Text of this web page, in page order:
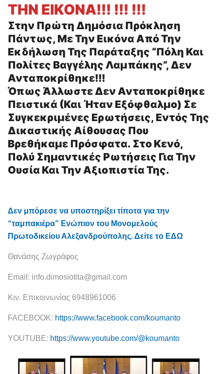
ΤΗΝ ΕΙΚΟΝΑ!!! !!! !!!
Στην Πρώτη Δημόσια Πρόκληση
Πάντως, Με Την Εικόνα Από Την
Εκδήλωση Της Παράταξης “Πόλη Και
Πολίτες Βαγγέλης Λαμπάκης”, Δεν
Ανταποκρίθηκε!!!
Όπως Άλλωστε Δεν Ανταποκρίθηκε
Πειστικά (και Ήταν Εξόφθαλμο) Σε
Συγκεκριμένες Ερωτήσεις, Εντός Της
Δικαστικής Αίθουσας Που
Βρεθήκαμε Πρόσφατα. Στο Κενό,
Πολύ Σημαντικές Ρωτήσεις Για Την
Ουσία Και Την Αξιοπιστία Της.
Δεν μπόρεσε να υποστηρίξει τίποτα για την
“ταμπακιέρα” Ενώπιον του Μονομελούς
Πρωτοδικείου Αλεξανδρούπολης. Δείτε το ΕΔΩ
Θανάσης Ζωγράφος
Email: info.dimosiotita@gmail.com
Κιν. Επικοινωνίας 6948961006
FACEBOOK: https://www.facebook.com/koumanto
YOUTUBE: https://www.youtube.com/@koumanto